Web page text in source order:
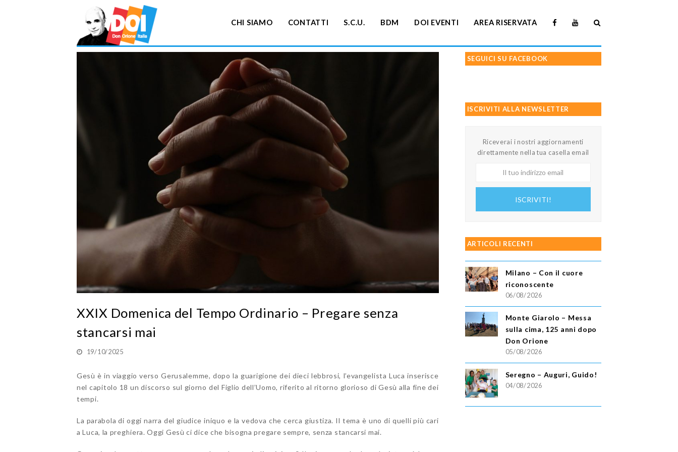
CHI SIAMO CONTATTI S.C.U. BDM DOI EVENTI AREA RISERVATA
XXIX Domenica del Tempo Ordinario – Pregare senza
stancarsi mai
19/10/2025
Gesù è in viaggio verso Gerusalemme, dopo la guarigione dei dieci lebbrosi, l’evangelista Luca inserisce
nel capitolo 18 un discorso sul giorno del Figlio dell’Uomo, riferito al ritorno glorioso di Gesù alla fine dei
tempi.
La parabola di oggi narra del giudice iniquo e la vedova che cerca giustiza. Il tema è uno di quelli più cari
a Luca, la preghiera. Oggi Gesù ci dice che bisogna pregare sempre, senza stancarsi mai.
SEGUICI SU FACEBOOK
ISCRIVITI ALLA NEWSLETTER
Riceverai i nostri aggiornamenti
direttamente nella tua casella email
ISCRIVITI!
ARTICOLI RECENTI
Milano – Con il cuore
riconoscente
06/08/2026
Monte Giarolo – Messa
sulla cima, 125 anni dopo
Don Orione
05/08/2026
Seregno – Auguri, Guido!
04/08/2026